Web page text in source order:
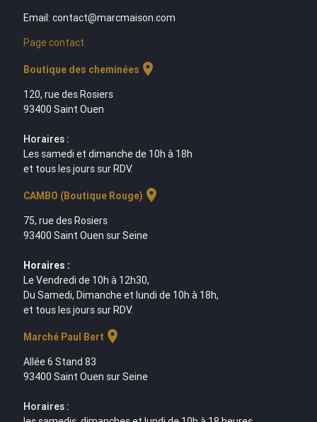
Email: contact@marcmaison.com
Page contact
Boutique des cheminées location_on
120, rue des Rosiers
93400 Saint Ouen
Horaires :
Les samedi et dimanche de 10h à 18h
et tous les jours sur RDV.
CAMBO (Boutique Rouge) location_on
75, rue des Rosiers
93400 Saint Ouen sur Seine
Horaires :
Le Vendredi de 10h à 12h30,
Du Samedi, Dimanche et lundi de 10h à 18h,
et tous les jours sur RDV.
Marché Paul Bert location_on
Allée 6 Stand 83
93400 Saint Ouen sur Seine
Horaires :